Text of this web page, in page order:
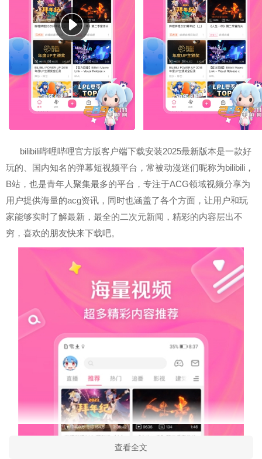
bilibili哔哩哔哩官方版客户端下载安装2025最新版本是一款好
玩的、国内知名的弹幕短视频平台，常被动漫迷们昵称为bilibili，
B站，也是青年人聚集最多的平台，专注于ACG领域视频分享为
用户提供海量的acg资讯，同时也涵盖了各个方面，让用户和玩
家能够实时了解最新，最全的二次元新闻，精彩的内容层出不
穷，喜欢的朋友快来下载吧。
查看全文